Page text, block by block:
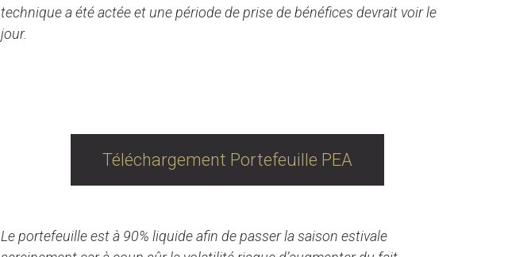
technique a été actée et une période de prise de bénéfices devrait voir le
jour.
Téléchargement Portefeuille PEA
Le portefeuille est à 90% liquide afin de passer la saison estivale